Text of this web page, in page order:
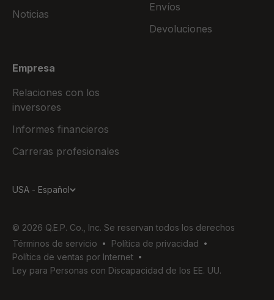
Noticias
Envíos
Devoluciones
Empresa
Relaciones con los
inversores
Informes financieros
Carreras profesionales
USA - Español
© 2026 Q.E.P. Co., Inc. Se reservan todos los derechos
Términos de servicio
Política de privacidad
Política de ventas por Internet
Ley para Personas con Discapacidad de los EE. UU.